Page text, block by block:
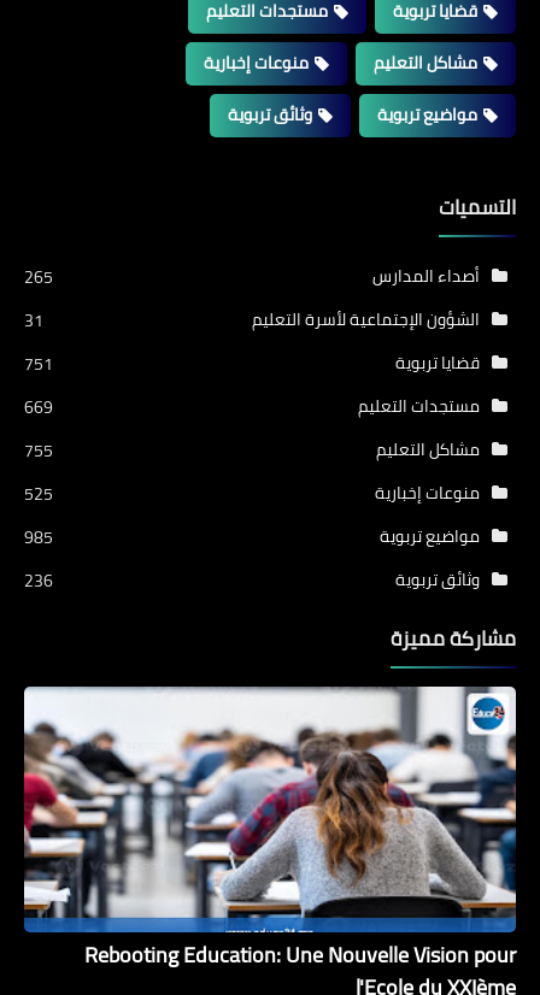
قضايا تربوية
مستجدات التعليم
مشاكل التعليم
منوعات إخبارية
مواضيع تربوية
وثائق تربوية
التسميات
أصداء المدارس
265
الشؤون الإجتماعية لأسرة التعليم
31
قضايا تربوية
751
مستجدات التعليم
669
مشاكل التعليم
755
منوعات إخبارية
525
مواضيع تربوية
985
وثائق تربوية
236
مشاركة مميزة
Rebooting Education: Une Nouvelle Vision pour